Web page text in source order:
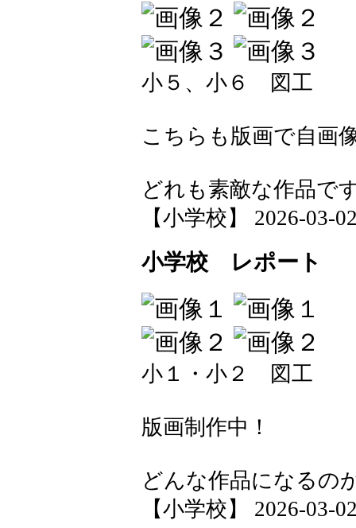
小５、小６ 図工
こちらも版画で自画
どれも素敵な作品で
【小学校】 2026-03-
小学校 レポート
小１・小２ 図工
版画制作中！
どんな作品になるの
【小学校】 2026-03-